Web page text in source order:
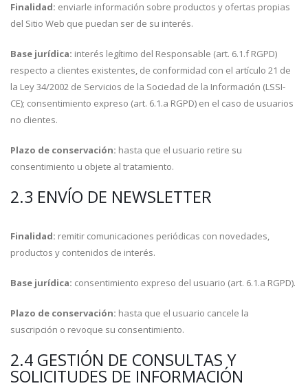
Finalidad: enviarle información sobre productos y ofertas propias
del Sitio Web que puedan ser de su interés.
Base jurídica: interés legítimo del Responsable (art. 6.1.f RGPD)
respecto a clientes existentes, de conformidad con el artículo 21 de
la Ley 34/2002 de Servicios de la Sociedad de la Información (LSSI-
CE); consentimiento expreso (art. 6.1.a RGPD) en el caso de usuarios
no clientes.
Plazo de conservación: hasta que el usuario retire su
consentimiento u objete al tratamiento.
2.3 ENVÍO DE NEWSLETTER
Finalidad: remitir comunicaciones periódicas con novedades,
productos y contenidos de interés.
Base jurídica: consentimiento expreso del usuario (art. 6.1.a RGPD).
Plazo de conservación: hasta que el usuario cancele la
suscripción o revoque su consentimiento.
2.4 GESTIÓN DE CONSULTAS Y
SOLICITUDES DE INFORMACIÓN